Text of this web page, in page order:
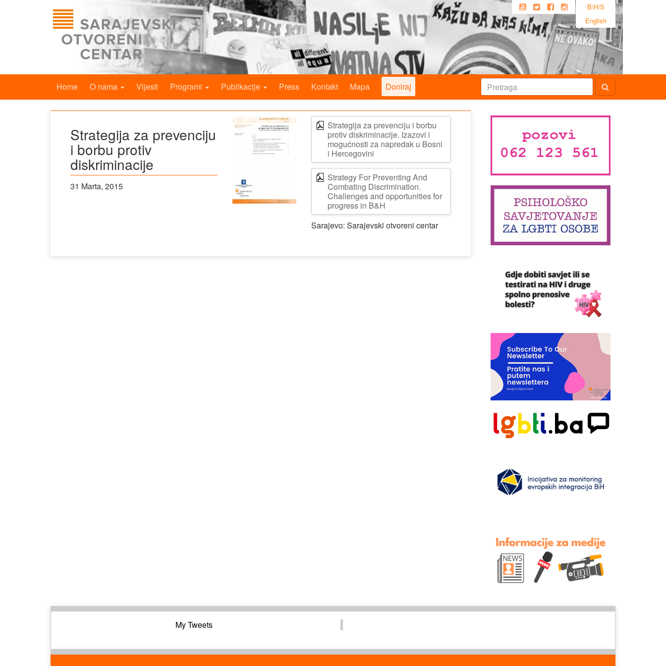
B/H/S
English
Home O nama Vijesti Programi Publikacije Press Kontakt Mapa Doniraj
Strategija za prevenciju
i borbu protiv
diskriminacije
31 Marta, 2015
Strategija za prevenciju i borbu
protiv diskriminacije. Izazovi i
mogućnosti za napredak u Bosni
i Hercegovini
Strategy For Preventing And
Combating Discrimination.
Challenges and opportunities for
progress in B&H
Sarajevo: Sarajevski otvoreni centar
My Tweets